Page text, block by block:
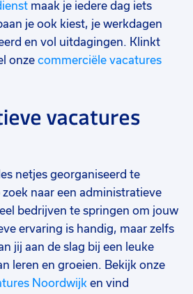
maak je iedere dag iets
je ook kiest, je werkdagen
en vol uitdagingen. Klinkt
onze commerciële vacatures
vacatures
netjes georganiseerd te
naar een administratieve
bedrijven te springen om jouw
ervaring is handig, maar zelfs
jij aan de slag bij een leuke
leren en groeien. Bekijk onze
Noordwijk en vind